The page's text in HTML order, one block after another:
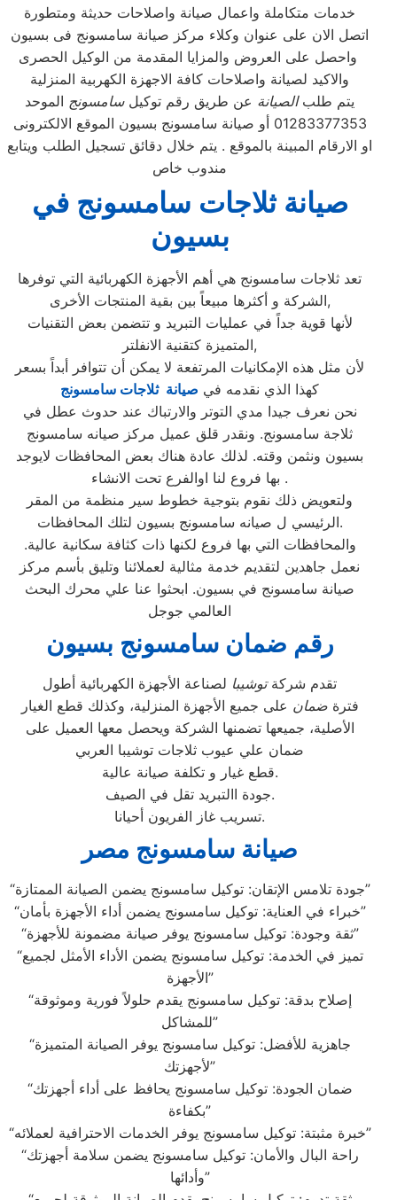
خدمات متكاملة واعمال صيانة واصلاحات حديثة ومتطورة
اتصل الان على عنوان وكلاء مركز صيانة سامسونج فى بسيون
واحصل على العروض والمزايا المقدمة من الوكيل الحصرى
والاكيد لصيانة واصلاحات كافة الاجهزة الكهربية المنزلية
يتم طلبالصيانة عن طريق رقم توكيلسامسونج الموحد
01283377353 أو صيانة سامسونج بسيون الموقع الالكترونى
او الارقام المبينة بالموقع . يتم خلال دقائق تسجيل الطلب ويتابع
مندوب خاص
صيانة ثلاجات سامسونج في
بسيون
تعد ثلاجات سامسونج هي أهم الأجهزة الكهربائية التي توفرها
الشركة و أكثرها مبيعاً بين بقية المنتجات الأخرى,
لأنها قوية جداً في عمليات التبريد و تتضمن بعض التقنيات
المتميزة كتقنية الانفلتر,
لأن مثل هذه الإمكانيات المرتفعة لا يمكن أن تتوافر أبداً بسعر
كهذا الذي نقدمه في صيانة ثلاجات سامسونج
نحن نعرف جيدا مدي التوتر والارتباك عند حدوث عطل في
ثلاجة سامسونج. ونقدر قلق عميل مركز صيانه سامسونج
بسيون ونثمن وقته. لذلك عادة هناك بعض المحافظات لايوجد
بها فروع لنا اوالفرع تحت الانشاء .
ولتعويض ذلك نقوم بتوجية خطوط سير منظمة من المقر
الرئيسي ل صيانه سامسونج بسيون لتلك المحافظات.
والمحافظات التي بها فروع لكنها ذات كثافة سكانية عالية.
نعمل جاهدين لتقديم خدمة مثالية لعملائنا وتليق بأسم مركز
صيانة سامسونج في بسيون. ابحثوا عنا علي محرك البحث
العالمي جوجل
رقم ضمان سامسونج بسيون
تقدم شركةتوشيبا لصناعة الأجهزة الكهربائية أطول
فترةضمان على جميع الأجهزة المنزلية، وكذلك قطع الغيار
الأصلية، جميعها تضمنها الشركة ويحصل معها العميل على
ضمان علي عيوب ثلاجات توشيبا العربي
قطع غيار و تكلفة صيانة عالية.
جودة االتبريد تقل في الصيف.
تسريب غاز الفريون أحيانا.
صيانة سامسونج مصر
“جودة تلامس الإتقان: توكيل سامسونج يضمن الصيانة الممتازة”
“خبراء في العناية: توكيل سامسونج يضمن أداء الأجهزة بأمان”
“ثقة وجودة: توكيل سامسونج يوفر صيانة مضمونة للأجهزة”
“تميز في الخدمة: توكيل سامسونج يضمن الأداء الأمثل لجميع
الأجهزة”
“إصلاح بدقة: توكيل سامسونج يقدم حلولاً فورية وموثوقة
للمشاكل”
“جاهزية للأفضل: توكيل سامسونج يوفر الصيانة المتميزة
لأجهزتك”
“ضمان الجودة: توكيل سامسونج يحافظ على أداء أجهزتك
بكفاءة”
“خبرة مثبتة: توكيل سامسونج يوفر الخدمات الاحترافية لعملائه”
“راحة البال والأمان: توكيل سامسونج يضمن سلامة أجهزتك
وأدائها”